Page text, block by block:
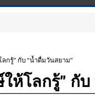
กรู้” กับ “น้ำดื่มวันสยาม”
ห้โลกรู้” กั